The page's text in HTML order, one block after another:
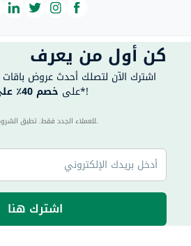
كن أول من يعرف
اشترك الآن لتصلك أحدث عروض
على خصم 40٪ على طلبك الأول مباشرةً*!
40 للعملاء الجدد فقط. تطبق الشروط والأحكام.
اشترك هنا